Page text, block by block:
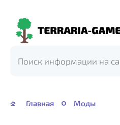
Terraria-
Главная Моды